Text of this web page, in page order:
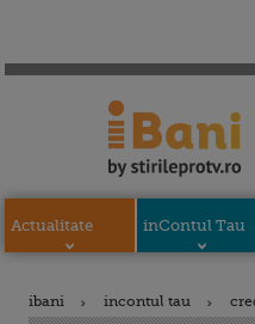
Actualitate inContul Tau
ibani incontul tau